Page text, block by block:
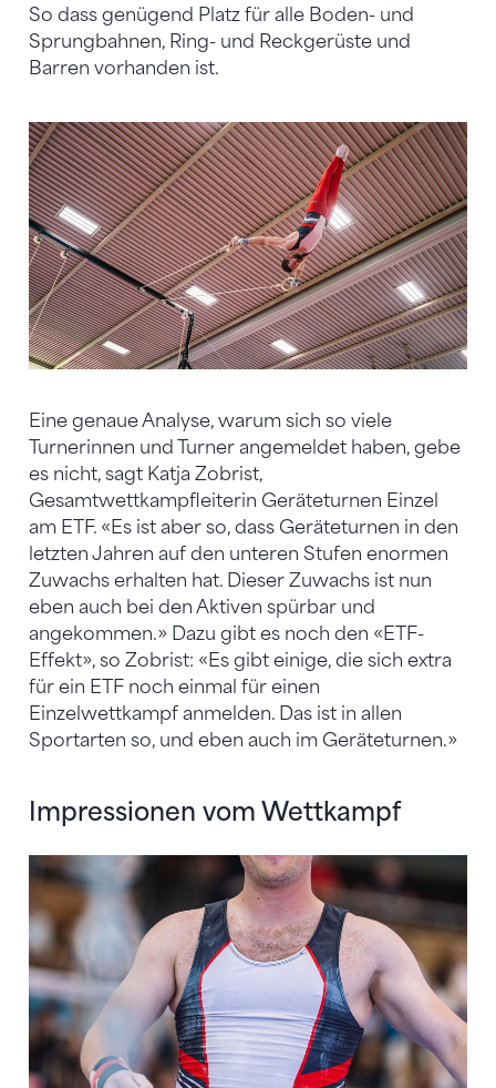
So dass genügend Platz für alle Boden- und
Sprungbahnen, Ring- und Reckgerüste und
Barren vorhanden ist.
Eine genaue Analyse, warum sich so viele
Turnerinnen und Turner angemeldet haben, gebe
es nicht, sagt Katja Zobrist,
Gesamtwettkampfleiterin Geräteturnen Einzel
am ETF. «Es ist aber so, dass Geräteturnen in den
letzten Jahren auf den unteren Stufen enormen
Zuwachs erhalten hat. Dieser Zuwachs ist nun
eben auch bei den Aktiven spürbar und
angekommen.» Dazu gibt es noch den «ETF-
Effekt», so Zobrist: «Es gibt einige, die sich extra
für ein ETF noch einmal für einen
Einzelwettkampf anmelden. Das ist in allen
Sportarten so, und eben auch im Geräteturnen.»
Impressionen vom Wettkampf